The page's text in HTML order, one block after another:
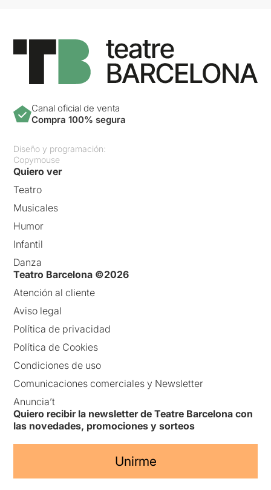
Canal oficial de venta
Compra 100% segura
Diseño y programación:
Copymouse
Quiero ver
Teatro
Musicales
Humor
Infantil
Danza
Teatro Barcelona ©2026
Atención al cliente
Aviso legal
Política de privacidad
Política de Cookies
Condiciones de uso
Comunicaciones comerciales y Newsletter
Anuncia’t
Quiero recibir la newsletter de Teatre Barcelona con
las novedades, promociones y sorteos
Unirme